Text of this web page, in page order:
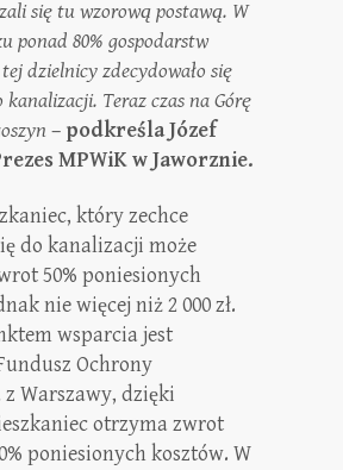
się tu wzorową postawą. W
ponad 80% gospodarstw
dzielnicy zdecydowało się
kanalizacji. Teraz czas na Górę
– podkreśla Józef
MPWiK w Jaworznie.
który zechce
do kanalizacji może
50% poniesionych
nie więcej niż 2 000 zł.
wsparcia jest
Ochrony
Warszawy, dzięki
otrzyma zwrot
poniesionych kosztów. W